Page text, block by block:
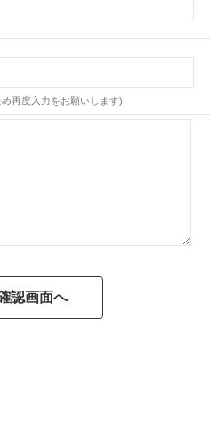
め再度入力をお願いします)